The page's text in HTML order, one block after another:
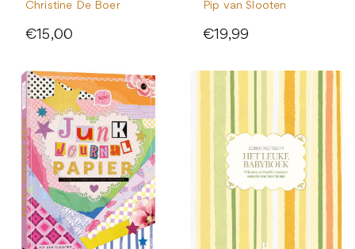
Christine De Boer
€15,00
Pip van Slooten
€19,99